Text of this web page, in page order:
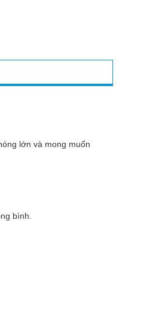
lớn và mong muốn
bình.